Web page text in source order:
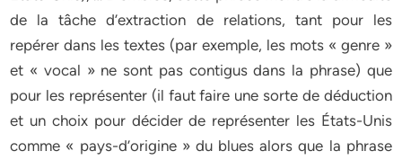
de la tâche d’extraction de relations, tant pour les
repérer dans les textes (par exemple, les mots « genre »
et « vocal » ne sont pas contigus dans la phrase) que
pour les représenter (il faut faire une sorte de déduction
et un choix pour décider de représenter les États-Unis
comme « pays-d’origine » du blues alors que la phrase